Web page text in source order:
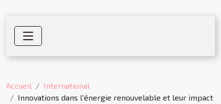
Accueil
International
Innovations dans l'énergie renouvelable et leur impact